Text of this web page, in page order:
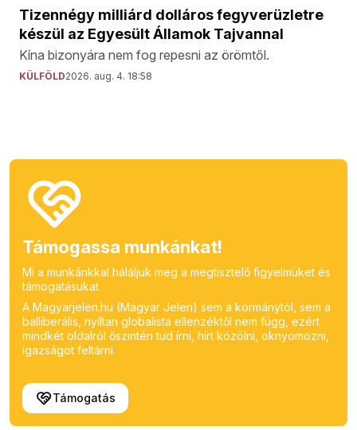
Tizennégy milliárd dolláros fegyverüzletre
készül az Egyesült Államok Tajvannal
Kína bizonyára nem fog repesni az örömtől.
KÜLFÖLD2026. aug. 4. 18:58
Támogassa munkánkat!
Mi a munkánkkal háláljuk meg a megtisztelő figyelmüket és
támogatásukat.
A Magyarjelen.hu (Magyar Jelen) sem a kormánytól, sem a
balliberális, nyíltan globalista ellenzéktől nem függ, ezért
mindkét oldalról őszintén tud írni, hírt közölni, oknyomozni,
igazságot feltárni.
Támogatás